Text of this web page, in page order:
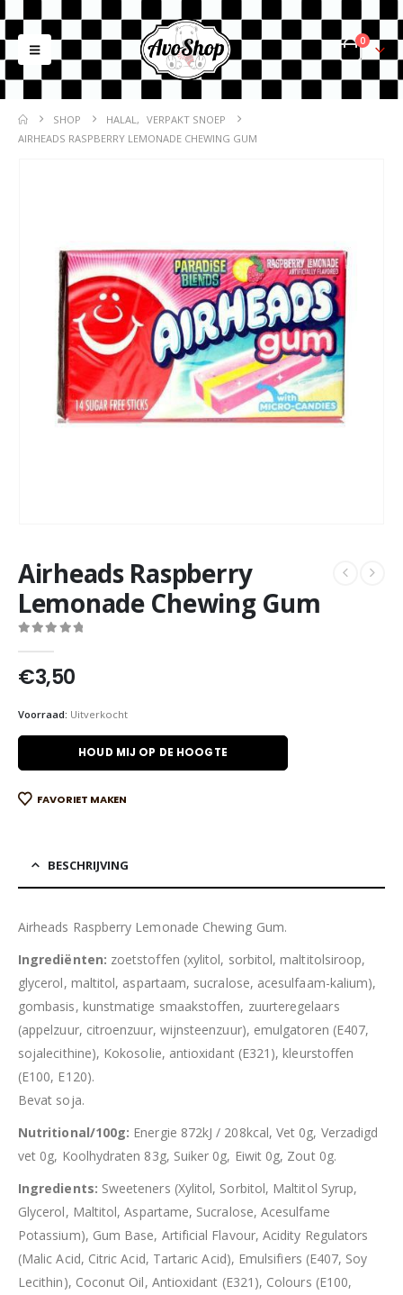
0
SHOP HALAL,
VERPAKT SNOEP
AIRHEADS RASPBERRY LEMONADE CHEWING GUM
Airheads Raspberry
Lemonade Chewing Gum
€3,50
Voorraad: Uitverkocht
HOUD MIJ OP DE HOOGTE
FAVORIET MAKEN
BESCHRIJVING
Airheads Raspberry Lemonade Chewing Gum.
Ingrediënten: zoetstoffen (xylitol, sorbitol, maltitolsiroop,
glycerol, maltitol, aspartaam, sucralose, acesulfaam-kalium),
gombasis, kunstmatige smaakstoffen, zuurteregelaars
(appelzuur, citroenzuur, wijnsteenzuur), emulgatoren (E407,
sojalecithine), Kokosolie, antioxidant (E321), kleurstoffen
(E100, E120).
Bevat soja.
Nutritional/100g: Energie 872kJ / 208kcal, Vet 0g, Verzadigd
vet 0g, Koolhydraten 83g, Suiker 0g, Eiwit 0g, Zout 0g.
Ingredients: Sweeteners (Xylitol, Sorbitol, Maltitol Syrup,
Glycerol, Maltitol, Aspartame, Sucralose, Acesulfame
Potassium), Gum Base, Artificial Flavour, Acidity Regulators
(Malic Acid, Citric Acid, Tartaric Acid), Emulsifiers (E407, Soy
Lecithin), Coconut Oil, Antioxidant (E321), Colours (E100,